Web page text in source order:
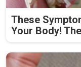
These
Your Body!